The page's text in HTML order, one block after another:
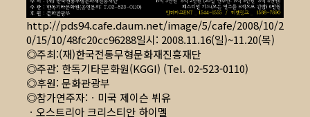
http://pds94.cafe.daum.net/image/5/cafe/2008/10/2
0/15/10/48fc20cc96288일시: 2008.11.16(일)~11.20(목)
◎주최:(재)한국전통무형문화재진흥재단
◎주관: 한독기타문화원(KGGI) (Tel. 02-523-0110)
◎후원: 문화관광부
◎참가연주자:ㆍ미국 제이슨 뷔유
ㆍ오스트리아 크리스티안 하이멜